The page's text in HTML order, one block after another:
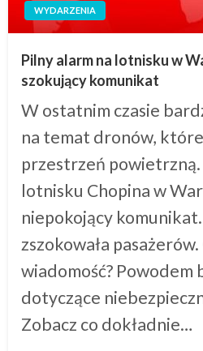
WYDARZENIA
Pilny alarm na lotnisku w
szokujący komunikat
W ostatnim czasie
na temat dronów,
przestrzeń powietrzną.
lotnisku Chopina w
niepokojący
zszokowała
wiadomość? Powodem
dotyczące
Zobacz co dokładnie…